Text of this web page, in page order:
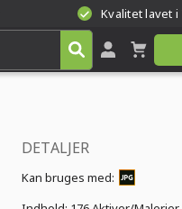
Kvalitet lavet
DETALJER
Kan bruges med: